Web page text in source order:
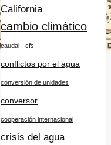
California
cambio climático
caudal cfs
conflictos por el agua
conversión de unidades
conversor
cooperación internacional
crisis del agua